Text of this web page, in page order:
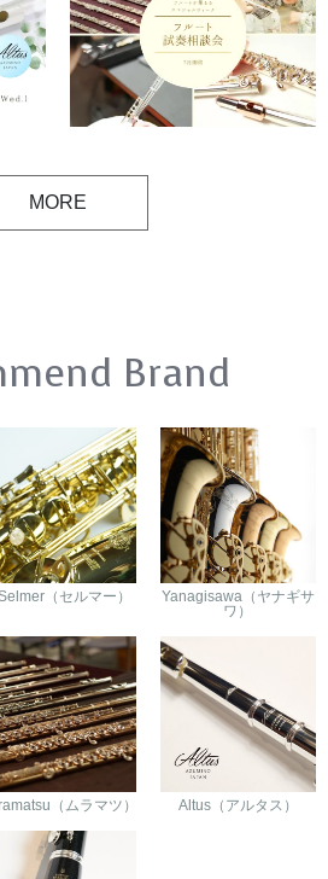
MORE
Brand
（セルマー）
Yanagisawa（ヤナギサ
ワ）
（ムラマツ） Altus（アルタス）